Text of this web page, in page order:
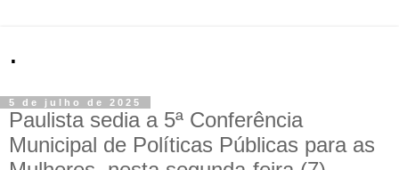
.
5 de julho de 2025
Paulista sedia a 5ª Conferência
Municipal de Políticas Públicas para as